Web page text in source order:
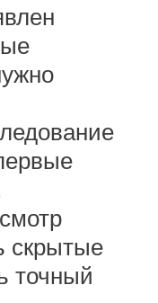
скрытые
точный